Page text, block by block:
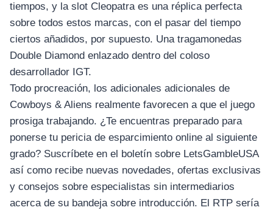
tiempos, y la slot Cleopatra es una réplica perfecta
sobre todos estos marcas, con el pasar del tiempo
ciertos añadidos, por supuesto. Una tragamonedas
Double Diamond enlazado dentro del coloso
desarrollador IGT.
Todo procreación, los adicionales adicionales de
Cowboys & Aliens realmente favorecen a que el juego
prosiga trabajando. ¿Te encuentras preparado para
ponerse tu pericia de esparcimiento online al siguiente
grado? Suscríbete en el boletín sobre LetsGambleUSA
así­ como recibe nuevas novedades, ofertas exclusivas
y consejos sobre especialistas sin intermediarios
acerca de su bandeja sobre introducción. El RTP serí­a